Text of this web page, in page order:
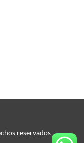
reservados